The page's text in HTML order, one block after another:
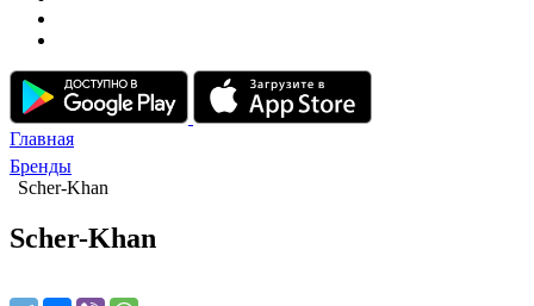
Главная
Бренды
Scher-Khan
Scher-Khan